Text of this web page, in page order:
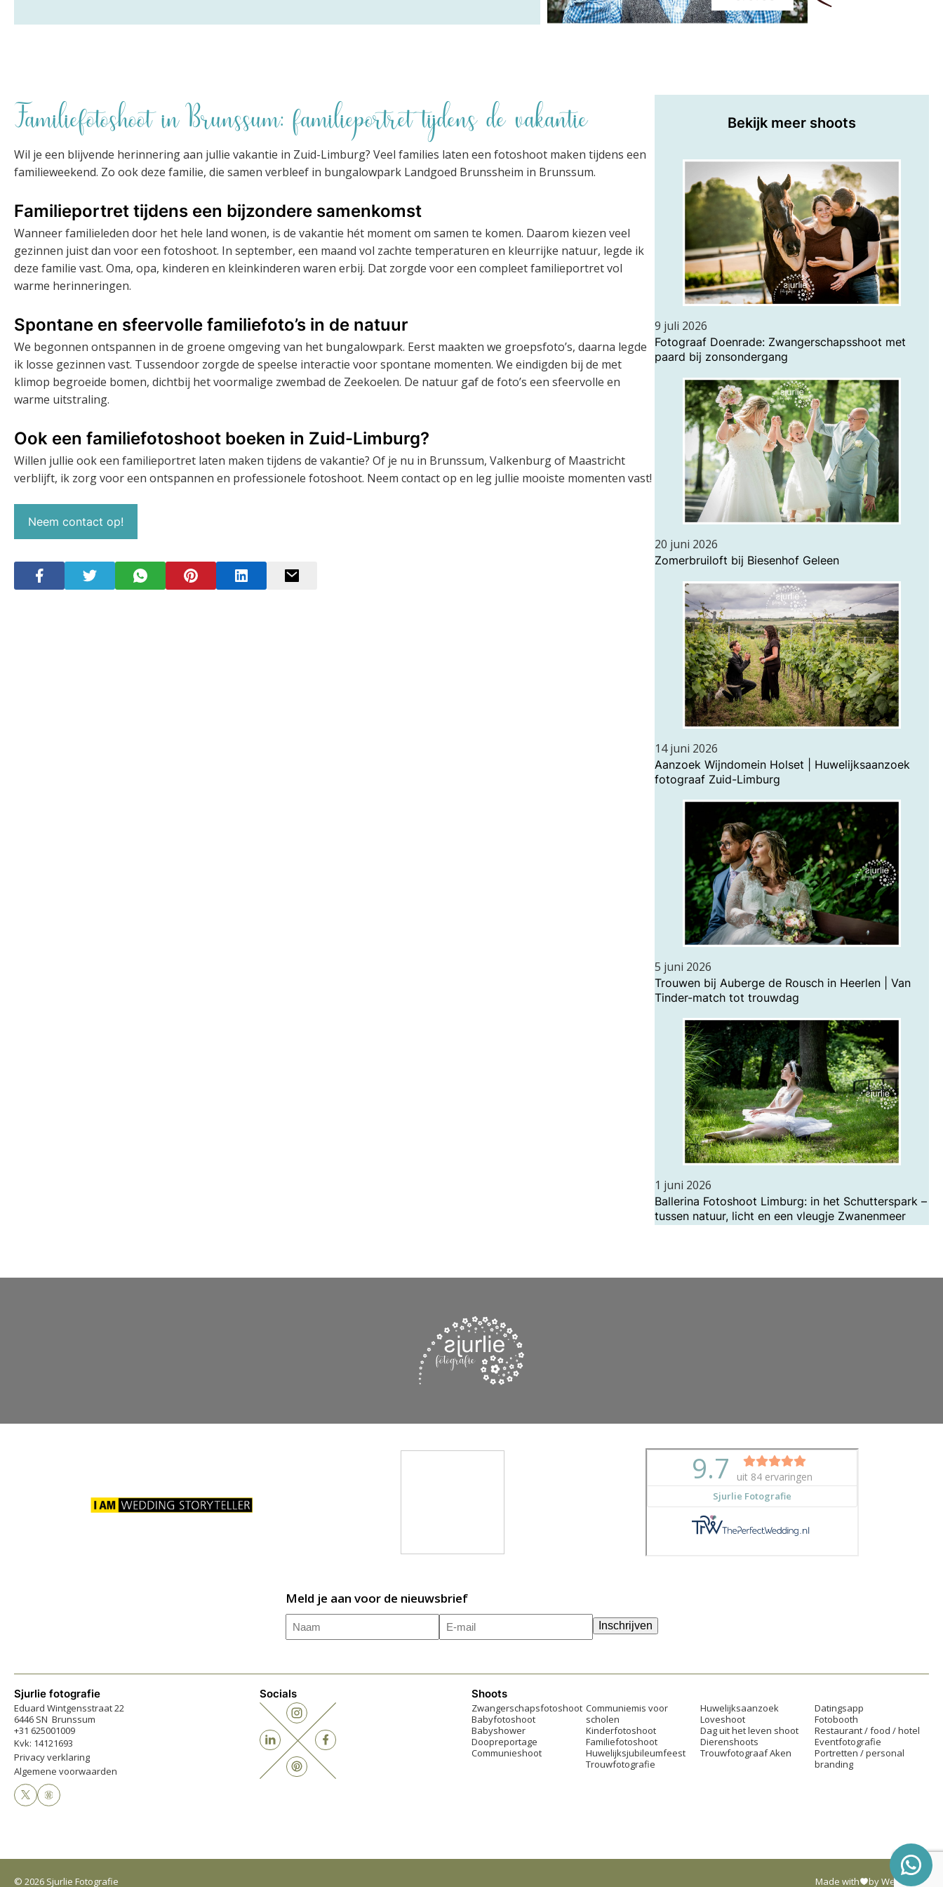
Familiefotoshoot in Brunssum: familieportret tijdens de vakantie
Wil je een blijvende herinnering aan jullie vakantie in Zuid-Limburg? Veel families laten een fotoshoot maken tijdens een
familieweekend. Zo ook deze familie, die samen verbleef in bungalowpark Landgoed Brunssheim in Brunssum.
Familieportret tijdens een bijzondere samenkomst
Wanneer familieleden door het hele land wonen, is de vakantie hét moment om samen te komen. Daarom kiezen veel
gezinnen juist dan voor een fotoshoot. In september, een maand vol zachte temperaturen en kleurrijke natuur, legde ik
deze familie vast. Oma, opa, kinderen en kleinkinderen waren erbij. Dat zorgde voor een compleet familieportret vol
warme herinneringen.
Spontane en sfeervolle familiefoto’s in de natuur
We begonnen ontspannen in de groene omgeving van het bungalowpark. Eerst maakten we groepsfoto’s, daarna legde
ik losse gezinnen vast. Tussendoor zorgde de speelse interactie voor spontane momenten. We eindigden bij de met
klimop begroeide bomen, dichtbij het voormalige zwembad de Zeekoelen. De natuur gaf de foto’s een sfeervolle en
warme uitstraling.
Ook een familiefotoshoot boeken in Zuid-Limburg?
Willen jullie ook een familieportret laten maken tijdens de vakantie? Of je nu in Brunssum, Valkenburg of Maastricht
verblijft, ik zorg voor een ontspannen en professionele fotoshoot. Neem contact op en leg jullie mooiste momenten vast!
Neem contact op!
Bekijk meer shoots
9 juli 2026
Fotograaf Doenrade: Zwangerschapsshoot met
paard bij zonsondergang
20 juni 2026
Zomerbruiloft bij Biesenhof Geleen
14 juni 2026
Aanzoek Wijndomein Holset | Huwelijksaanzoek
fotograaf Zuid-Limburg
5 juni 2026
Trouwen bij Auberge de Rousch in Heerlen | Van
Tinder-match tot trouwdag
1 juni 2026
Ballerina Fotoshoot Limburg: in het Schutterspark –
tussen natuur, licht en een vleugje Zwanenmeer
Meld je aan voor de nieuwsbrief
Naam
E-
mailadres(Vereist)
Inschrijven
Sjurlie fotografie
Eduard Wintgensstraat 22
6446 SN Brunssum
+31 625001009
Kvk: 14121693
Privacy verklaring
Algemene voorwaarden
Socials Shoots
Zwangerschapsfotoshoot
Babyfotoshoot
Babyshower
Doopreportage
Communieshoot
Communiemis voor
scholen
Kinderfotoshoot
Familiefotoshoot
Huwelijksjubileumfeest
Trouwfotografie
Huwelijksaanzoek
Loveshoot
Dag uit het leven shoot
Dierenshoots
Trouwfotograaf Aken
Datingsapp
Fotobooth
Restaurant / food / hotel
Eventfotografie
Portretten / personal
branding
© 2026 Sjurlie Fotografie Made with by Web Wings